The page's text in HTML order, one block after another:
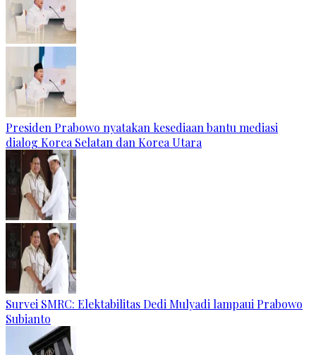
Presiden Prabowo nyatakan kesediaan bantu mediasi
dialog Korea Selatan dan Korea Utara
Survei SMRC: Elektabilitas Dedi Mulyadi lampaui Prabowo
Subianto